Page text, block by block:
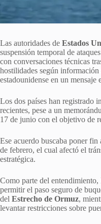
Las autoridades de Estados
suspensión temporal de
con conversaciones técnicas
hostilidades según
estadounidense en un mensaje
Los dos países han registrado
recientes, pese a un
17 de junio con el objetivo de
Ese acuerdo buscaba poner
de febrero, el cual afectó el
estratégica.
Como parte del
permitir el paso seguro de
del Estrecho de Ormuz,
levantar restricciones sobre